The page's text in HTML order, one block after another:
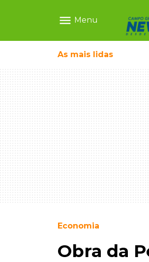
menu Menu
As mais lidas
ligada a laboratório ilegal
Economia
Obra da